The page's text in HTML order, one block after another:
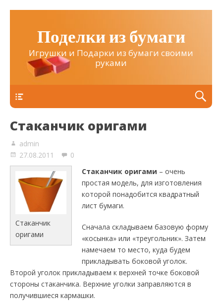
Поделки из бумаги
Игрушки и Подарки из бумаги своими
руками
Стаканчик оригами
admin
27.08.2011
0
Стаканчик
оригами
Стаканчик оригами – очень
простая модель, для изготовления
которой понадобится квадратный
лист бумаги.
Сначала складываем базовую форму
«косынка» или «треугольник». Затем
намечаем то место, куда будем
прикладывать боковой уголок.
Второй уголок прикладываем к верхней точке боковой
стороны стаканчика. Верхние уголки заправляются в
получившиеся кармашки.